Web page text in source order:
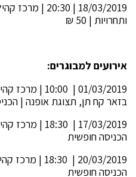
18/03/2019 |
ותחרויות | 50 ₪
אירועים למבוגרים:
01/03/2019 |
בזאר קח תן, תצוגת אופנה |
17/03/2019 |
הכניסה חופשית
20/03/2019 |
הכניסה חופשית